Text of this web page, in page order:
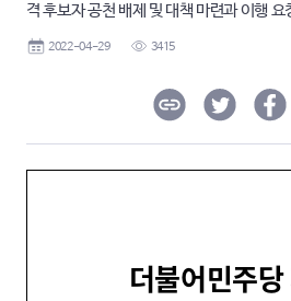
격 후보자 공천 배제 및 대책 마련과 이행 요
2022-04-29 3415
더불어민주